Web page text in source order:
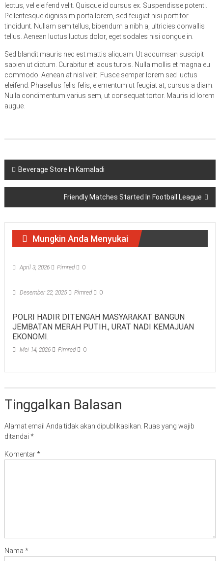
lectus, vel eleifend velit. Quisque id cursus ex. Suspendisse potenti.
Pellentesque dignissim porta lorem, sed feugiat nisi porttitor
tincidunt. Nullam sem tellus, bibendum a nibh a, ultricies convallis
tellus. Aenean luctus luctus dolor, eget sodales nisi congue in.
Sed blandit mauris nec est mattis aliquam. Ut accumsan suscipit
sapien ut dictum. Curabitur et lacus turpis. Nulla mollis et magna eu
commodo. Aenean at nisl velit. Fusce semper lorem sed luctus
eleifend. Phasellus felis felis, elementum ut feugiat at, cursus a diam.
Nulla condimentum varius sem, ut consequat tortor. Mauris id lorem
augue.
Navigasi
pos
Beverage Store In Kamaladi
Friendly Matches Started In Football League
Mungkin Anda Menyukai
April 3, 2026 Pimred 0
Desember 22, 2025 Pimred 0
POLRI HADIR DITENGAH MASYARAKAT BANGUN
JEMBATAN MERAH PUTIH., URAT NADI KEMAJUAN
EKONOMI.
Mei 14, 2026 Pimred 0
Tinggalkan Balasan
Alamat email Anda tidak akan dipublikasikan. Ruas yang wajib
ditandai *
Komentar*
Nama *